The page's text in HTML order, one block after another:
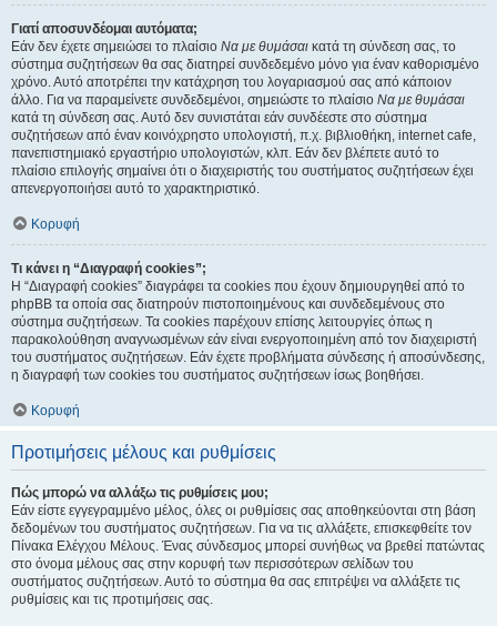
Γιατί αποσυνδέομαι αυτόματα;
Εάν δεν έχετε σημειώσει το πλαίσιο Να με θυμάσαι κατά τη σύνδεση σας, το
σύστημα συζητήσεων θα σας διατηρεί συνδεδεμένο μόνο για έναν καθορισμένο
χρόνο. Αυτό αποτρέπει την κατάχρηση του λογαριασμού σας από κάποιον
άλλο. Για να παραμείνετε συνδεδεμένοι, σημειώστε το πλαίσιο Να με θυμάσαι
κατά τη σύνδεση σας. Αυτό δεν συνιστάται εάν συνδέεστε στο σύστημα
συζητήσεων από έναν κοινόχρηστο υπολογιστή, π.χ. βιβλιοθήκη, internet cafe,
πανεπιστημιακό εργαστήριο υπολογιστών, κλπ. Εάν δεν βλέπετε αυτό το
πλαίσιο επιλογής σημαίνει ότι ο διαχειριστής του συστήματος συζητήσεων έχει
απενεργοποιήσει αυτό το χαρακτηριστικό.
Κορυφή
Τι κάνει η “Διαγραφή cookies”;
Η “Διαγραφή cookies” διαγράφει τα cookies που έχουν δημιουργηθεί από το
phpBB τα οποία σας διατηρούν πιστοποιημένους και συνδεδεμένους στο
σύστημα συζητήσεων. Τα cookies παρέχουν επίσης λειτουργίες όπως η
παρακολούθηση αναγνωσμένων εάν είναι ενεργοποιημένη από τον διαχειριστή
του συστήματος συζητήσεων. Εάν έχετε προβλήματα σύνδεσης ή αποσύνδεσης,
η διαγραφή των cookies του συστήματος συζητήσεων ίσως βοηθήσει.
Κορυφή
Προτιμήσεις μέλους και ρυθμίσεις
Πώς μπορώ να αλλάξω τις ρυθμίσεις μου;
Εάν είστε εγγεγραμμένο μέλος, όλες οι ρυθμίσεις σας αποθηκεύονται στη βάση
δεδομένων του συστήματος συζητήσεων. Για να τις αλλάξετε, επισκεφθείτε τον
Πίνακα Ελέγχου Μέλους. Ένας σύνδεσμος μπορεί συνήθως να βρεθεί πατώντας
στο όνομα μέλους σας στην κορυφή των περισσότερων σελίδων του
συστήματος συζητήσεων. Αυτό το σύστημα θα σας επιτρέψει να αλλάξετε τις
ρυθμίσεις και τις προτιμήσεις σας.